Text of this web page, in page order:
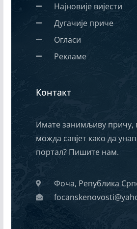
Најновије вијести
Дугачије приче
Огласи
Рекламе
Контакт
Имате занимљиву причу,
можда савјет како да
портал? Пишите нам.
Фоча, Република